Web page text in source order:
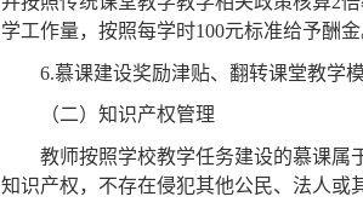
5.主讲教师根据慕课教学需要选聘在
并按照传统课堂教学教学相关政策核算2
学工作量，按照每学时100 元标准给予酬
6.慕课建设奖励津贴、翻转课堂教学
（二）知识产权管理
教师按照学校教学任务建设的慕课属